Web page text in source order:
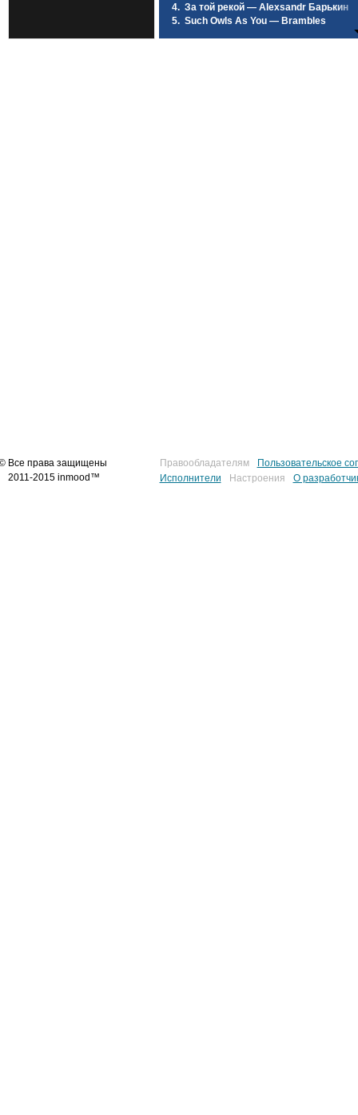
77% 15. And Then I Kissed Him —
24% 16. Реквием По Мечте — Ольви
4. За той рекой — Alexsandr Барькин
5. Such Owls As You — Brambles
Под лунным светом — SCIRENA
Все права защищены
2011-2015 inmood™
Правообладателям
Пользовательское
Исполнители
Настроения О